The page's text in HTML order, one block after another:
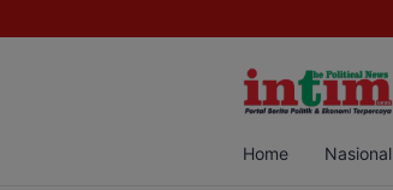
Sabu di Pangkalan Bun, Dua Pelaku Diamankan
Home Nasional